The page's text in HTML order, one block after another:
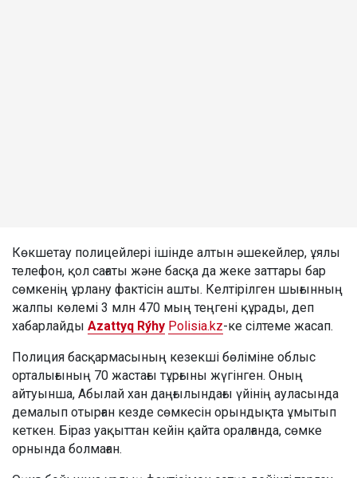
Көкшетау полицейлері ішінде алтын әшекейлер, ұялы
телефон, қол сағаты және басқа да жеке заттары бар
сөмкенің ұрлану фактісін ашты. Келтірілген шығынның
жалпы көлемі 3 млн 470 мың теңгені құрады, деп
хабарлайды Azattyq Rýhy Polisia.kz-ке сілтеме жасап.
Полиция басқармасының кезекші бөліміне облыс
орталығының 70 жастағы тұрғыны жүгінген. Оның
айтуынша, Абылай хан даңғылындағы үйінің ауласында
демалып отырған кезде сөмкесін орындықта ұмытып
кеткен. Біраз уақыттан кейін қайта оралғанда, сөмке
орнында болмаған.